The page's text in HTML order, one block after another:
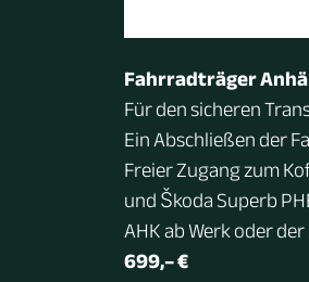
Fahrradträger
Für den sicheren
Ein Abschließen der
Freier Zugang zum
und Škoda Superb
AHK ab Werk oder
699,– €